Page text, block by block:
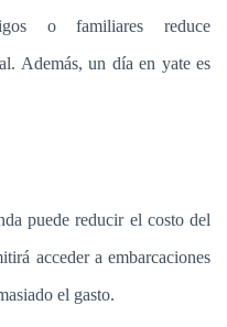
o familiares reduce
Además, un día en yate es
puede reducir el costo del
acceder a embarcaciones
el gasto.